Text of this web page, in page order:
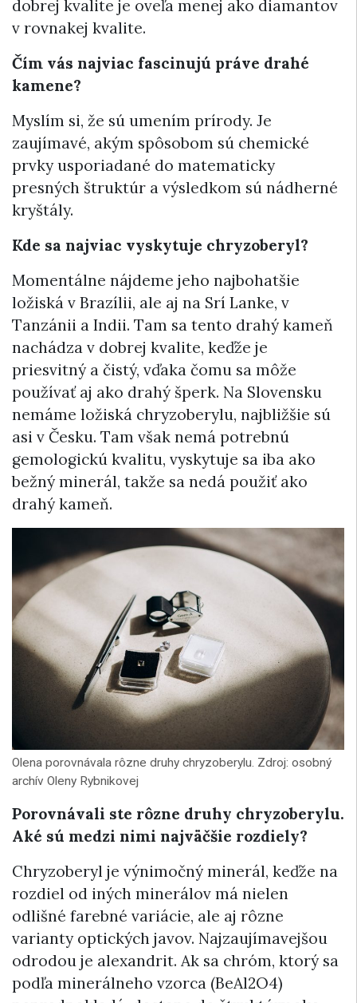
dobrej kvalite je oveľa menej ako diamantov
v rovnakej kvalite.
Čím vás najviac fascinujú práve drahé
kamene?
Myslím si, že sú umením prírody. Je
zaujímavé, akým spôsobom sú chemické
prvky usporiadané do matematicky
presných štruktúr a výsledkom sú nádherné
kryštály.
Kde sa najviac vyskytuje chryzoberyl?
Momentálne nájdeme jeho najbohatšie
ložiská v Brazílii, ale aj na Srí Lanke, v
Tanzánii a Indii. Tam sa tento drahý kameň
nachádza v dobrej kvalite, keďže je
priesvitný a čistý, vďaka čomu sa môže
používať aj ako drahý šperk. Na Slovensku
nemáme ložiská chryzoberylu, najbližšie sú
asi v Česku. Tam však nemá potrebnú
gemologickú kvalitu, vyskytuje sa iba ako
bežný minerál, takže sa nedá použiť ako
drahý kameň.
Olena porovnávala rôzne druhy chryzoberylu. Zdroj: osobný
archív Oleny Rybnikovej
Porovnávali ste rôzne druhy chryzoberylu.
Aké sú medzi nimi najväčšie rozdiely?
Chryzoberyl je výnimočný minerál, keďže na
rozdiel od iných minerálov má nielen
odlišné farebné variácie, ale aj rôzne
varianty optických javov. Najzaujímavejšou
odrodou je alexandrit. Ak sa chróm, ktorý sa
podľa minerálneho vzorca (BeAl2O4)